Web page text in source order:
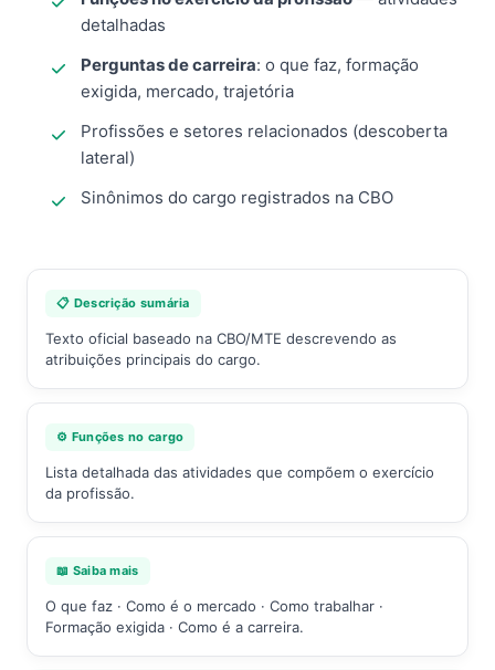
detalhadas
Perguntas de carreira: o que faz, formação
exigida, mercado, trajetória
Profissões e setores relacionados (descoberta
lateral)
Sinônimos do cargo registrados na CBO
📋 Descrição sumária
Texto oficial baseado na CBO/MTE descrevendo as
atribuições principais do cargo.
⚙️ Funções no cargo
Lista detalhada das atividades que compõem o exercício
da profissão.
📖 Saiba mais
O que faz · Como é o mercado · Como trabalhar ·
Formação exigida · Como é a carreira.